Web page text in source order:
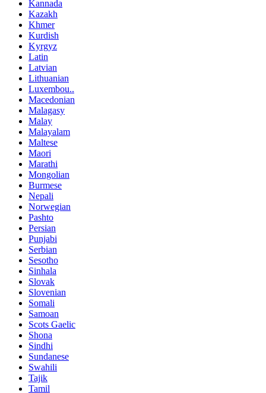
Kannada
Kazakh
Khmer
Kurdish
Kyrgyz
Latin
Latvian
Lithuanian
Luxembou..
Macedonian
Malagasy
Malay
Malayalam
Maltese
Maori
Marathi
Mongolian
Burmese
Nepali
Norwegian
Pashto
Persian
Punjabi
Serbian
Sesotho
Sinhala
Slovak
Slovenian
Somali
Samoan
Scots Gaelic
Shona
Sindhi
Sundanese
Swahili
Tajik
Tamil